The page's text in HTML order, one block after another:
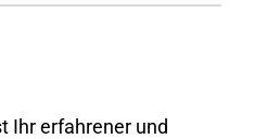
Ihr erfahrener und